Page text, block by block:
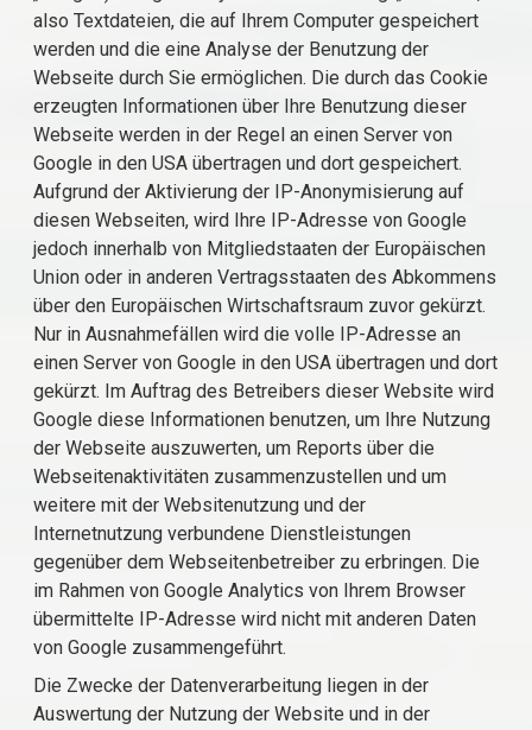
also Textdateien, die auf Ihrem Computer gespeichert
werden und die eine Analyse der Benutzung der
Webseite durch Sie ermöglichen. Die durch das Cookie
erzeugten Informationen über Ihre Benutzung dieser
Webseite werden in der Regel an einen Server von
Google in den USA übertragen und dort gespeichert.
Aufgrund der Aktivierung der IP-Anonymisierung auf
diesen Webseiten, wird Ihre IP-Adresse von Google
jedoch innerhalb von Mitgliedstaaten der Europäischen
Union oder in anderen Vertragsstaaten des Abkommens
über den Europäischen Wirtschaftsraum zuvor gekürzt.
Nur in Ausnahmefällen wird die volle IP-Adresse an
einen Server von Google in den USA übertragen und dort
gekürzt. Im Auftrag des Betreibers dieser Website wird
Google diese Informationen benutzen, um Ihre Nutzung
der Webseite auszuwerten, um Reports über die
Webseitenaktivitäten zusammenzustellen und um
weitere mit der Websitenutzung und der
Internetnutzung verbundene Dienstleistungen
gegenüber dem Webseitenbetreiber zu erbringen. Die
im Rahmen von Google Analytics von Ihrem Browser
übermittelte IP-Adresse wird nicht mit anderen Daten
von Google zusammengeführt.
Die Zwecke der Datenverarbeitung liegen in der
Auswertung der Nutzung der Website und in der